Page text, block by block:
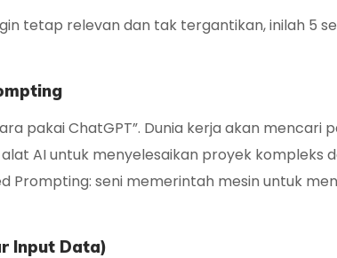
tetap relevan dan tak tergantikan, inilah 5
pakai ChatGPT”. Dunia kerja akan mencari
AI untuk menyelesaikan proyek kompleks
Prompting: seni memerintah mesin untuk
Input Data)